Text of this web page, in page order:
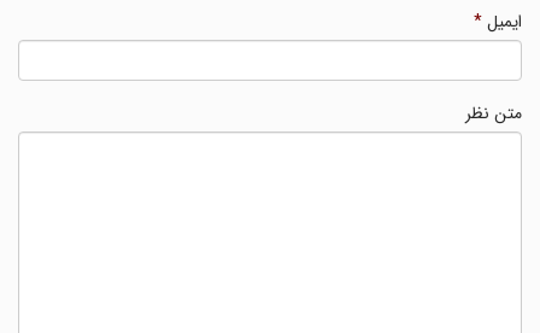
ایمیل*
متن نظر